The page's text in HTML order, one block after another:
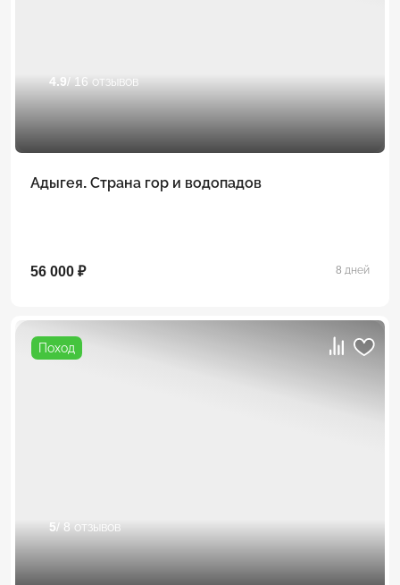
4.9/ 16 отзывов
Адыгея. Страна гор и водопадов
56 000 ₽ 8 дней
Поход
5/ 8 отзывов